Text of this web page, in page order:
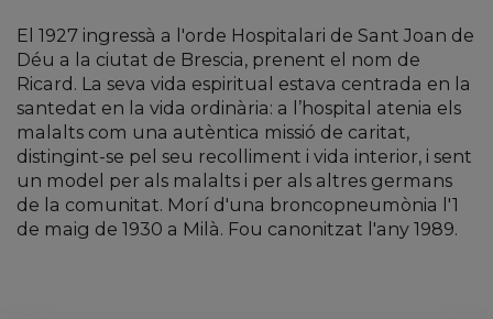
El 1927 ingressà a l'orde Hospitalari de Sant Joan de
Déu a la ciutat de Brescia, prenent el nom de
Ricard. La seva vida espiritual estava centrada en la
santedat en la vida ordinària: a l’hospital atenia els
malalts com una autèntica missió de caritat,
distingint-se pel seu recolliment i vida interior, i sent
un model per als malalts i per als altres germans
de la comunitat. Morí d'una broncopneumònia l'1
de maig de 1930 a Milà. Fou canonitzat l'any 1989.